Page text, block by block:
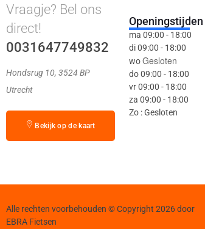
Vraagje? Bel ons
direct!
0031647749832
Hondsrug 10, 3524 BP
Utrecht
Bekijk op de kaart
Openingstijden
ma 09:00 - 18:00
di 09:00 - 18:00
woGesloten
do 09:00 - 18:00
vr 09:00 - 18:00
za 09:00 - 18:00
Zo : Gesloten
Alle rechten voorbehouden © Copyright 2026 door
EBRA Fietsen